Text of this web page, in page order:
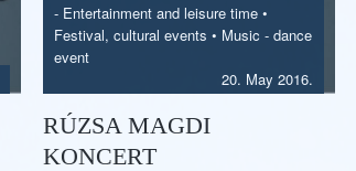
- Entertainment and leisure time •
Festival, cultural events • Music - dance
event
20. May 2016.
RÚZSA MAGDI
KONCERT